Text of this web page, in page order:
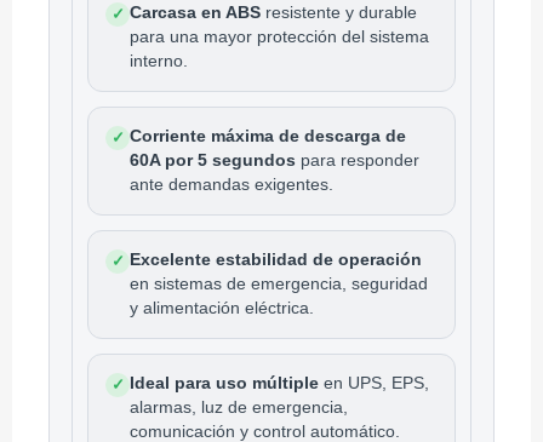
✓ Carcasa en ABS resistente y durable
para una mayor protección del sistema
interno.
✓ Corriente máxima de descarga de
60A por 5 segundos para responder
ante demandas exigentes.
✓ Excelente estabilidad de operación
en sistemas de emergencia, seguridad
y alimentación eléctrica.
✓ Ideal para uso múltiple en UPS, EPS,
alarmas, luz de emergencia,
comunicación y control automático.